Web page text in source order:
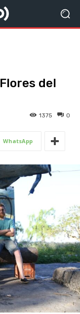
del
0
1375
WhatsApp